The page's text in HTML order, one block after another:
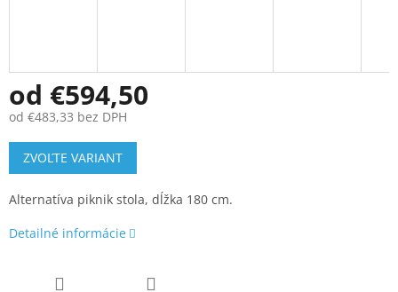
od €594,50
od €483,33 bez DPH
Jednotková
cena:
ZVOĽTE VARIANT
Alternatíva piknik stola, dĺžka 180 cm.
Detailné informácie